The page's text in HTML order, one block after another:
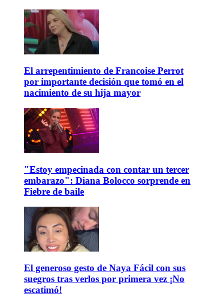
El arrepentimiento de Francoise Perrot
por importante decisión que tomó en el
nacimiento de su hija mayor
"Estoy empecinada con contar un tercer
embarazo": Diana Bolocco sorprende en
Fiebre de baile
El generoso gesto de Naya Fácil con sus
suegros tras verlos por primera vez ¡No
escatimó!